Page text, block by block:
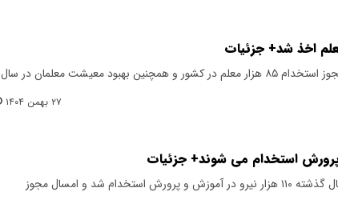
وزیر آموزش و پرورش از اخذ مجوز استخدام ۸۵ هزار معلم در کشور و همچنین بهبود معیشت معلمان در سال
۲۷ بهمن ۱۴۰۴
وزیر آموزش و پرورش گفت: سال گذشته ۱۱۰ هزار نیرو در آموزش و پرورش استخدام شد و امسال مجوز